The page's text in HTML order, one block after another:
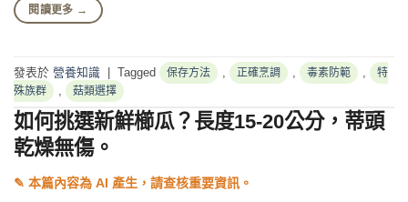
閱讀更多 →
發表於 營養知識 | Tagged 保存方法 正確烹調 毒素防範
特
殊族群
菇類選擇
如何挑選新鮮櫛瓜？長度15-20公分，蒂頭
乾燥無傷。